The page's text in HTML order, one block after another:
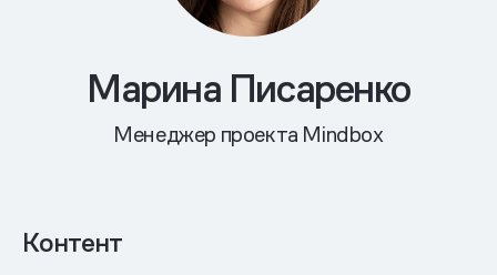
Марина Писаренко
Менеджер проекта Mindbox
Контент